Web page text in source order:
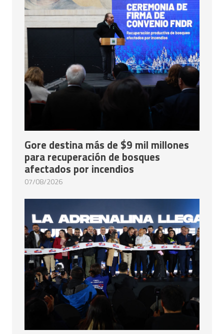
Gore destina más de $9 mil millones
para recuperación de bosques
afectados por incendios
07/08/2026